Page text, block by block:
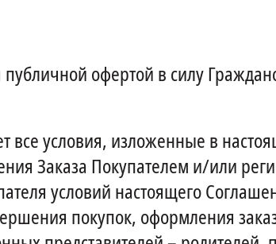
офертой в силу
все условия, изложенные в
Заказа Покупателем и/или
условий настоящего
покупок, оформления